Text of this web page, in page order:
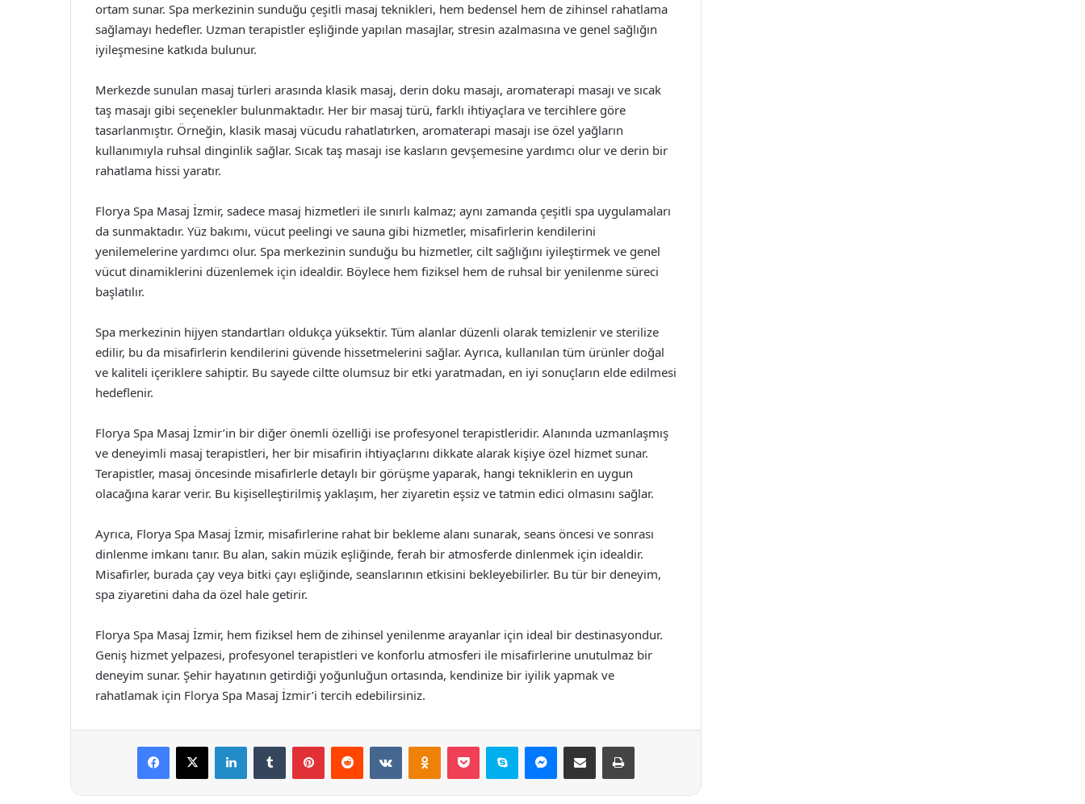
ortam sunar. Spa merkezinin sunduğu çeşitli masaj teknikleri, hem bedensel hem de zihinsel rahatlama
sağlamayı hedefler. Uzman terapistler eşliğinde yapılan masajlar, stresin azalmasına ve genel sağlığın
iyileşmesine katkıda bulunur.
Merkezde sunulan masaj türleri arasında klasik masaj, derin doku masajı, aromaterapi masajı ve sıcak
taş masajı gibi seçenekler bulunmaktadır. Her bir masaj türü, farklı ihtiyaçlara ve tercihlere göre
tasarlanmıştır. Örneğin, klasik masaj vücudu rahatlatırken, aromaterapi masajı ise özel yağların
kullanımıyla ruhsal dinginlik sağlar. Sıcak taş masajı ise kasların gevşemesine yardımcı olur ve derin bir
rahatlama hissi yaratır.
Florya Spa Masaj İzmir, sadece masaj hizmetleri ile sınırlı kalmaz; aynı zamanda çeşitli spa uygulamaları
da sunmaktadır. Yüz bakımı, vücut peelingi ve sauna gibi hizmetler, misafirlerin kendilerini
yenilemelerine yardımcı olur. Spa merkezinin sunduğu bu hizmetler, cilt sağlığını iyileştirmek ve genel
vücut dinamiklerini düzenlemek için idealdir. Böylece hem fiziksel hem de ruhsal bir yenilenme süreci
başlatılır.
Spa merkezinin hijyen standartları oldukça yüksektir. Tüm alanlar düzenli olarak temizlenir ve sterilize
edilir, bu da misafirlerin kendilerini güvende hissetmelerini sağlar. Ayrıca, kullanılan tüm ürünler doğal
ve kaliteli içeriklere sahiptir. Bu sayede ciltte olumsuz bir etki yaratmadan, en iyi sonuçların elde edilmesi
hedeflenir.
Florya Spa Masaj İzmir’in bir diğer önemli özelliği ise profesyonel terapistleridir. Alanında uzmanlaşmış
ve deneyimli masaj terapistleri, her bir misafirin ihtiyaçlarını dikkate alarak kişiye özel hizmet sunar.
Terapistler, masaj öncesinde misafirlerle detaylı bir görüşme yaparak, hangi tekniklerin en uygun
olacağına karar verir. Bu kişiselleştirilmiş yaklaşım, her ziyaretin eşsiz ve tatmin edici olmasını sağlar.
Ayrıca, Florya Spa Masaj İzmir, misafirlerine rahat bir bekleme alanı sunarak, seans öncesi ve sonrası
dinlenme imkanı tanır. Bu alan, sakin müzik eşliğinde, ferah bir atmosferde dinlenmek için idealdir.
Misafirler, burada çay veya bitki çayı eşliğinde, seanslarının etkisini bekleyebilirler. Bu tür bir deneyim,
spa ziyaretini daha da özel hale getirir.
Florya Spa Masaj İzmir, hem fiziksel hem de zihinsel yenilenme arayanlar için ideal bir destinasyondur.
Geniş hizmet yelpazesi, profesyonel terapistleri ve konforlu atmosferi ile misafirlerine unutulmaz bir
deneyim sunar. Şehir hayatının getirdiği yoğunluğun ortasında, kendinize bir iyilik yapmak ve
rahatlamak için Florya Spa Masaj İzmir’i tercih edebilirsiniz.
Facebook
X LinkedInTumblr PinterestReddit VKontakteOdnoklassniki
Pocket Skype Messenger
E-Posta ile paylaş Yazdır